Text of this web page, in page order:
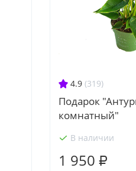
4.9 (319)
Подарок
комнатный"
В наличии
1 950 ₽